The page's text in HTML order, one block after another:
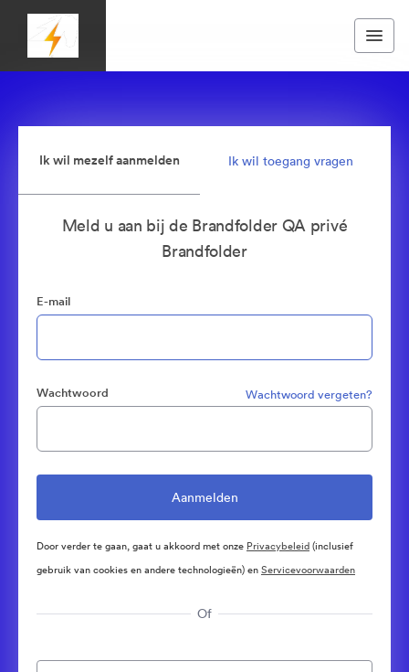
Ik wil mezelf aanmelden Ik wil toegang vragen
Meld u aan bij de Brandfolder QA privé
Brandfolder
E-mail
Wachtwoord Wachtwoord vergeten?
Door verder te gaan, gaat u akkoord met onze Privacybeleid(inclusief
gebruik van cookies en andere technologieën) enServicevoorwaarden
Of